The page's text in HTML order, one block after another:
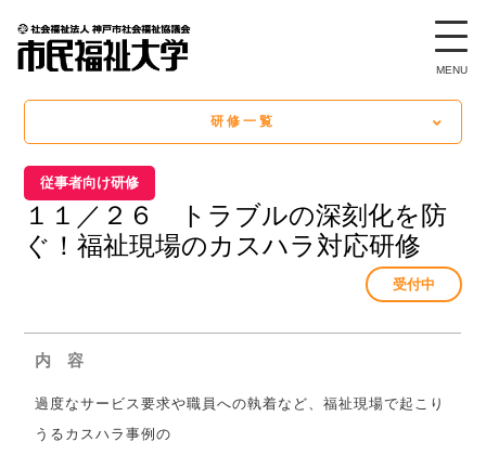
研修一覧
従事者向け研修
１１／２６ トラブルの深刻化を防
ぐ！福祉現場のカスハラ対応研修
受付中
内 容
過度なサービス要求や職員への執着など、福祉現場で起こり
うるカスハラ事例の